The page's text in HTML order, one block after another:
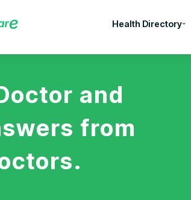
Health Directory
and
from